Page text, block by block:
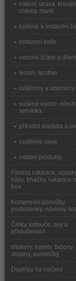
nativní strava, knuspi
chleby, musli
bylinné a instantní
instantní kaše
ovocné šťávy a
lecitin, lecithin
luštěniny a obiloviny
sušené ovoce,
semínka
přírodní sladidla a
rostlinné oleje
ostatní produkty
Fitness rukavice,
háky, trhačky, rukavice
box
Kompresní ponožky,
podkolenky, návleky,
Činky, kotouče, osy a
příslušenství
shakery, barely, bidony,
stojany, pumpičky
Doplňky na cvičení